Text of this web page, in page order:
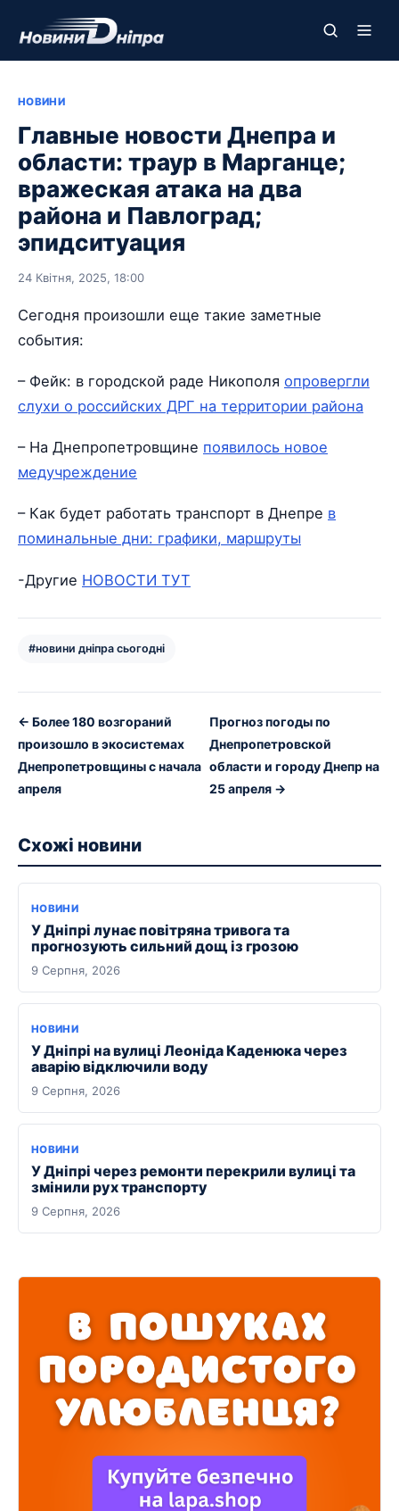
НОВИНИ
Главные новости Днепра и
области: траур в Марганце;
вражеская атака на два
района и Павлоград;
эпидситуация
24 Квітня, 2025, 18:00
Сегодня произошли еще такие заметные
события:
– Фейк: в городской раде Никополя опровергли
слухи о российских ДРГ на территории района
– На Днепропетровщине появилось новое
медучреждение
– Как будет работать транспорт в Днепре в
поминальные дни: графики, маршруты
-Другие НОВОСТИ ТУТ
#новини дніпра сьогодні
← Более 180 возгораний
произошло в экосистемах
Днепропетровщины с начала
апреля
Прогноз погоды по
Днепропетровской
области и городу Днепр на
25 апреля →
Схожі новини
НОВИНИ
У Дніпрі лунає повітряна тривога та
прогнозують сильний дощ із грозою
9 Серпня, 2026
НОВИНИ
У Дніпрі на вулиці Леоніда Каденюка через
аварію відключили воду
9 Серпня, 2026
НОВИНИ
У Дніпрі через ремонти перекрили вулиці та
змінили рух транспорту
9 Серпня, 2026